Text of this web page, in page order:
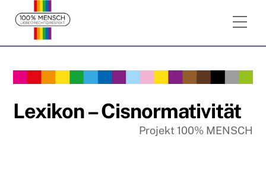
content
Lexikon – Cisnormativität
Projekt 100% MENSCH